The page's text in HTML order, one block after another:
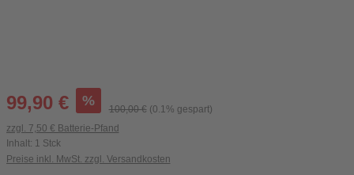
Verkaufspreis:
99,90 € % Regulärer Preis:
100,00 € (0.1% gespart)
zzgl. 7,50 € Batterie-Pfand
Inhalt: 1 Stck
Preise inkl. MwSt. zzgl. Versandkosten